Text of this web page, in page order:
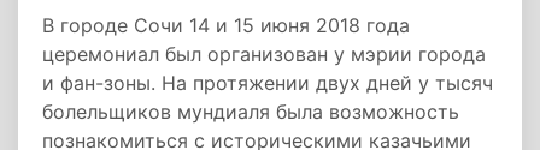
В городе Сочи 14 и 15 июня 2018 года
церемониал был организован у мэрии города
и фан-зоны. На протяжении двух дней у тысяч
болельщиков мундиаля была возможность
познакомиться с историческими казачьими